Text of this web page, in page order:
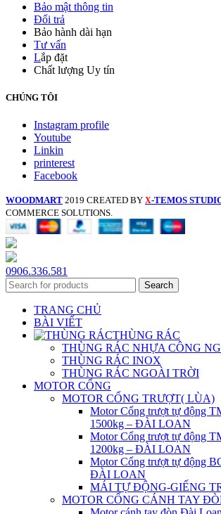
Bảo mật thông tin
Đổi trả
Bảo hành dài hạn
Tư vấn
Lắp đặt
Chất lượng Uy tín
CHÚNG TÔI
Instagram profile
Youtube
Linkin
printerest
Facebook
WOODMART 2019 CREATED BY X-TEMOS
COMMERCE SOLUTIONS.
0906.336.581
Search
TRANG CHỦ
BÀI VIẾT
THÙNG RÁC
THÙNG RÁC NHỰA CÔNG
THÙNG RÁC INOX
THÙNG RÁC NGOÀI TRỜI
MOTOR CỔNG
MOTOR CỔNG TRƯỢT( LÙA)
Motor Cổng trượt tự động
1500kg – ĐÀI LOAN
Motor Cổng trượt tự động
1200kg – ĐÀI LOAN
Motor Cổng trượt tự động
ĐÀI LOAN
MÁI TỰ ĐỘNG-GIẾNG
MOTOR CỔNG CÁNH TAY